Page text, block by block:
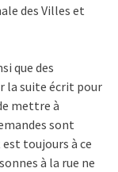
des Villes et
que des
la suite écrit pour
mettre à
sont
toujours à ce
à la rue ne